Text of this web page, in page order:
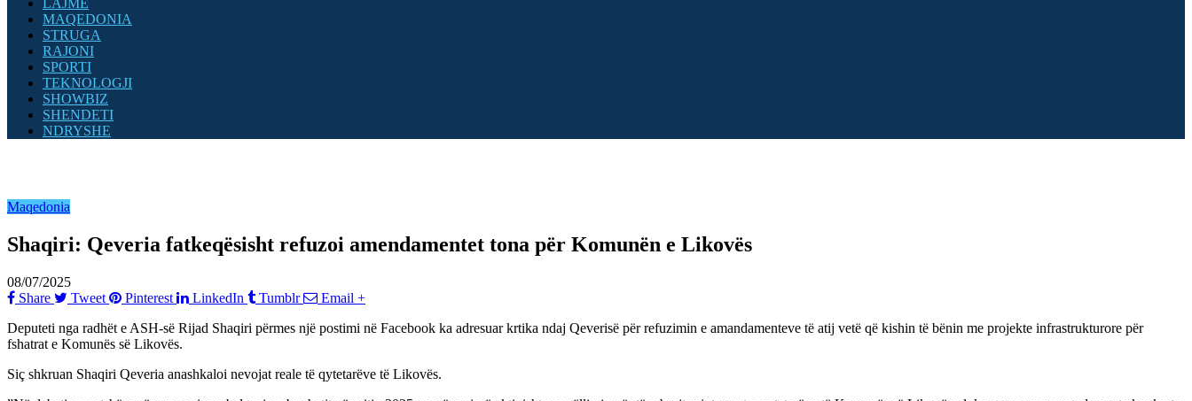
LAJME
MAQEDONIA
STRUGA
RAJONI
SPORTI
TEKNOLOGJI
SHOWBIZ
SHENDETI
NDRYSHE
Maqedonia
Shaqiri: Qeveria fatkeqësisht refuzoi amendamentet tona për Komunën e Likovës
08/07/2025
Share
Tweet Pinterest LinkedIn Tumblr Email +
Deputeti nga radhët e ASH-së Rijad Shaqiri përmes një postimi në Facebook ka adresuar krtika ndaj Qeverisë për refuzimin e amandamenteve të atij vetë që kishin të bënin me projekte infrastrukturore për
fshatrat e Komunës së Likovës.
Siç shkruan Shaqiri Qeveria anashkaloi nevojat reale të qytetarëve të Likovës.